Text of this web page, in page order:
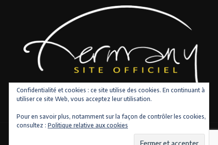
Confidentialité et cookies : ce site utilise des cookies. En continuant à
utiliser ce site Web, vous acceptez leur utilisation.
Pour en savoir plus, notamment sur la façon de contrôler les cookies,
consultez : Politique relative aux cookies